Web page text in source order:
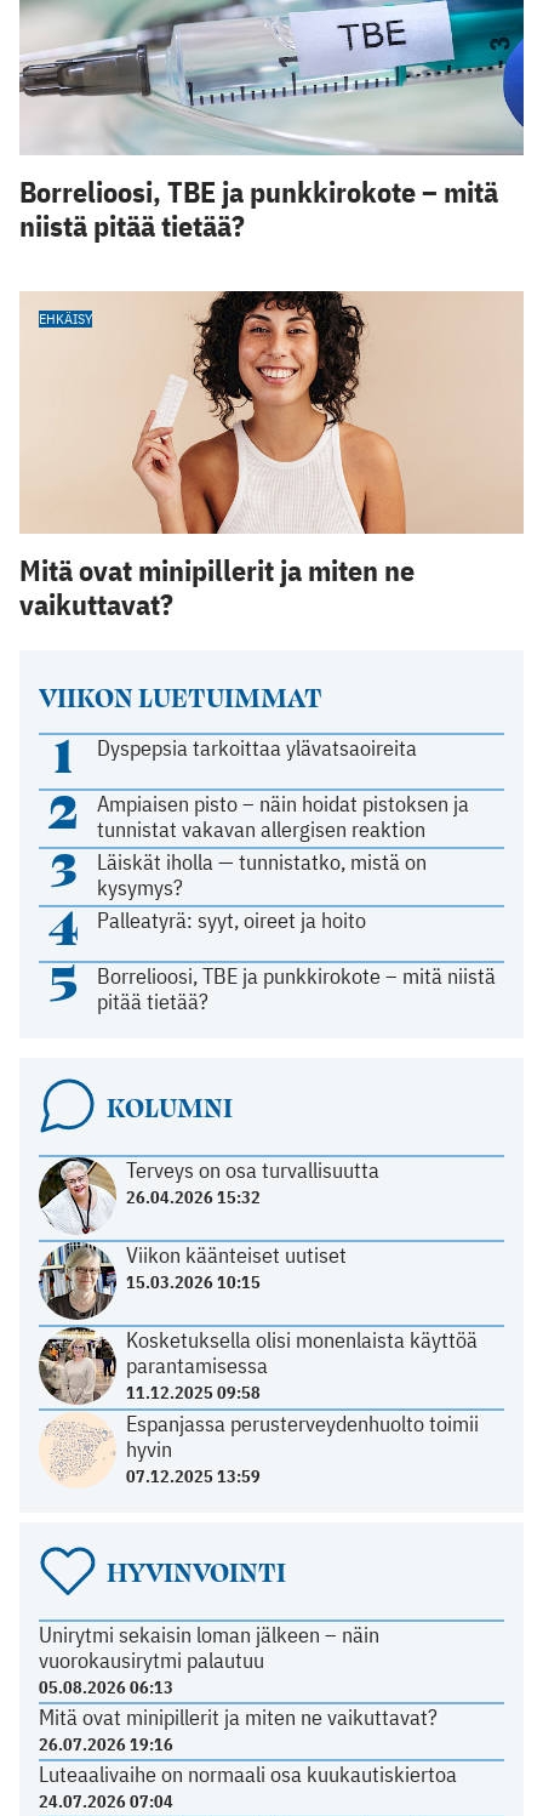
VIIKON LUETUIMMAT
1 Dyspepsia tarkoittaa ylävatsaoireita
2
Ampiaisen pisto – näin hoidat pistoksen ja
tunnistat vakavan allergisen reaktion
3
Läiskät iholla — tunnistatko, mistä on
kysymys?
4 Palleatyrä: syyt, oireet ja hoito
5
Borrelioosi, TBE ja punkkirokote – mitä niistä
pitää tietää?
KOLUMNI
Terveys on osa turvallisuutta
26.04.2026 15:32
Viikon käänteiset uutiset
15.03.2026 10:15
Kosketuksella olisi monenlaista käyttöä
parantamisessa
11.12.2025 09:58
Espanjassa perusterveydenhuolto toimii
hyvin
07.12.2025 13:59
HYVINVOINTI
Unirytmi sekaisin loman jälkeen – näin
vuorokausirytmi palautuu
05.08.2026 06:13
Mitä ovat minipillerit ja miten ne vaikuttavat?
26.07.2026 19:16
Luteaalivaihe on normaali osa kuukautiskiertoa
24.07.2026 07:04
Borrelioosi, TBE ja punkkirokote – mitä
niistä pitää tietää?
EHKÄISY
Mitä ovat minipillerit ja miten ne
vaikuttavat?